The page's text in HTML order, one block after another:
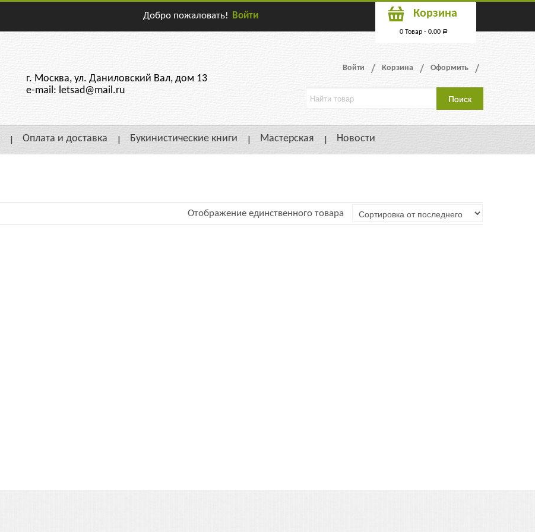
Добро пожаловать! Войти Корзина
0 Товар - 0.00 Р
г. Москва, ул. Даниловский Вал, дом 13
e-mail: letsad@mail.ru
Войти Корзина Оформить
Оплата и доставка Букинистические книги Мастерская Новости
Отображение единственного товара